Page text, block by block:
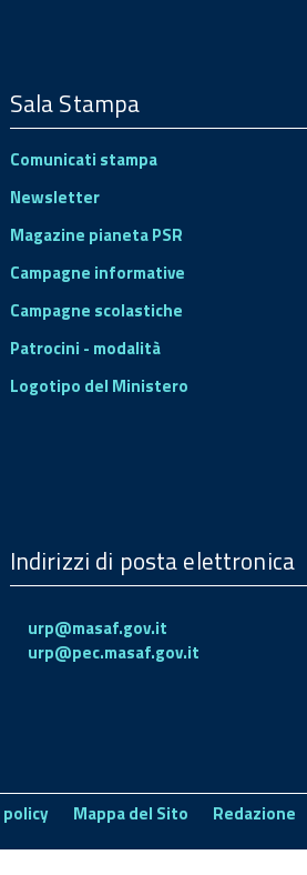
Sala Stampa
Comunicati stampa
Newsletter
Magazine pianeta PSR
Campagne informative
Campagne scolastiche
Patrocini - modalità
Logotipo del Ministero
Indirizzi di posta elettronica
urp@masaf.gov.it
urp@pec.masaf.gov.it
policy Mappa del Sito Redazione